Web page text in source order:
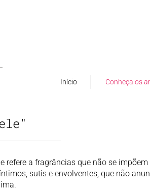
Início Conheça os
refere a fragrâncias que não se
sutis e envolventes, que não